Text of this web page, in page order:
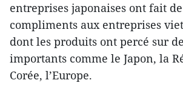
entreprises japonaises ont fait
compliments aux entreprises
dont les produits ont percé sur
importants comme le Japon, la
Corée, l’Europe.